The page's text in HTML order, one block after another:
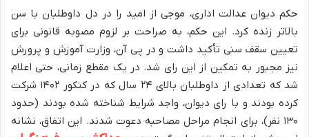
حکم دیوان عدالت اداری، موجی از امید را در دل داوطلبان با سن
بالاتر زنده کرد. این حکم، به صراحت بر لزوم مصوبه قانونی برای
تعیین سقف سنی تأکید داشت و در پی آن، وزارت آموزش و پرورش
نیز مجبور به تمکین از این رای شد. در یک مقطع زمانی، حتی اعلام
شد که تعدادی از داوطلبان بالای ۲۴ سال که در کنکور ۱۴۰۲ شرکت
کرده بودند و با رای دیوان، واجد شرایط شناخته شده بودند (حدود
۱۳۰ نفر)، برای انجام مراحل مصاحبه دعوت شدند. این اتفاق، نشانه